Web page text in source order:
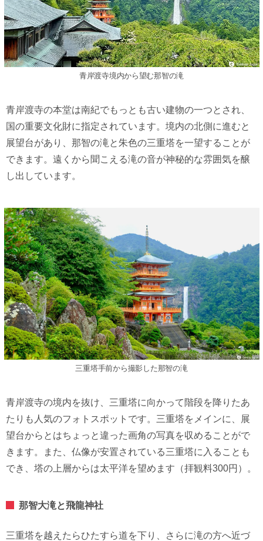
青岸渡寺境内から望む那智の滝
青岸渡寺の本堂は南紀でもっとも古い建物の一つとされ、
国の重要文化財に指定されています。境内の北側に進むと
展望台があり、那智の滝と朱色の三重塔を一望することが
できます。遠くから聞こえる滝の音が神秘的な雰囲気を醸
し出しています。
三重塔手前から撮影した那智の滝
青岸渡寺の境内を抜け、三重塔に向かって階段を降りたあ
たりも人気のフォトスポットです。三重塔をメインに、展
望台からとはちょっと違った画角の写真を収めることがで
きます。また、仏像が安置されている三重塔に入ることも
でき、塔の上層からは太平洋を望めます（拝観料300円）。
那智大滝と飛龍神社
三重塔を越えたらひたすら道を下り、さらに滝の方へ近づ